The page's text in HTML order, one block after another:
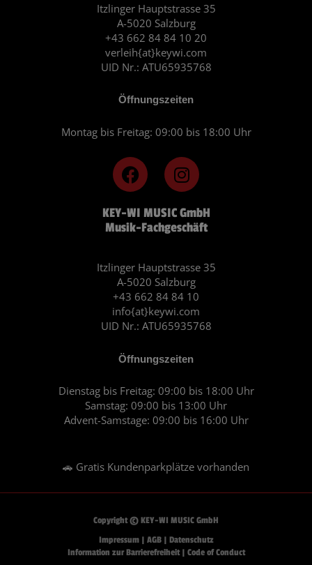
KEY-WI MUSIC GmbH
Musik-Fachgeschäft
Itzlinger Hauptstrasse 35
A-5020 Salzburg
+43 662 84 84 10
info{at}keywi.com
UID Nr.: ATU65935768
Öffnungszeiten
Dienstag bis Freitag: 09:00 bis 18:00 Uhr
Samstag: 09:00 bis 13:00 Uhr
Advent-Samstage: 09:00 bis 16:00 Uhr
🚗 Gratis Kundenparkplätze vorhanden
F
a
c
e
b
o
k
I
n
s
t
a
r
a
m
Itzlinger Hauptstrasse 35
A-5020 Salzburg
+43 662 84 84 10 20
verleih{at}keywi.com
UID Nr.: ATU65935768
Öffnungszeiten
Montag bis Freitag: 09:00 bis 18:00 Uhr
Copyright © KEY-WI MUSIC GmbH
Impressum| AGB| Datenschutz
Information zur Barrierefreiheit| Code of Conduct